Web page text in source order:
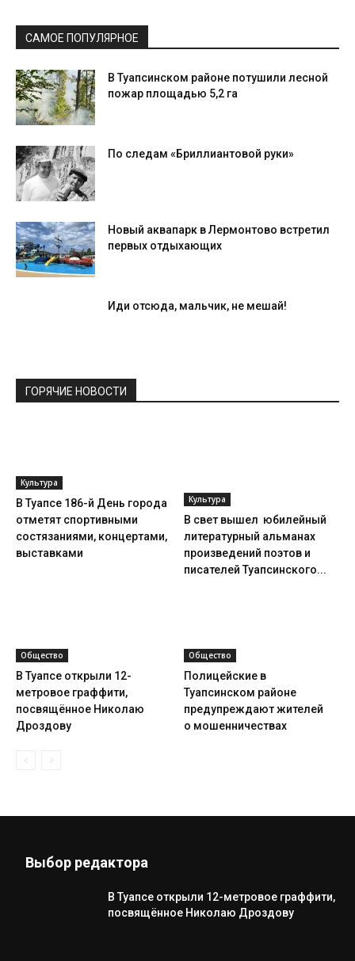
САМОЕ ПОПУЛЯРНОЕ
В Туапсинском районе потушили лесной
пожар площадью 5,2 га
По следам «Бриллиантовой руки»
Новый аквапарк в Лермонтово встретил
первых отдыхающих
Иди отсюда, мальчик, не мешай!
ГОРЯЧИЕ НОВОСТИ
Культура
В Туапсе 186-й День города
отметят спортивными
состязаниями, концертами,
выставками
Культура
В свет вышел юбилейный
литературный альманах
произведений поэтов и
писателей Туапсинского...
Общество
В Туапсе открыли 12-
метровое граффити,
посвящённое Николаю
Дроздову
Общество
Полицейские в
Туапсинском районе
предупреждают жителей
о мошенничествах
Выбор редактора
В Туапсе открыли 12-метровое граффити,
посвящённое Николаю Дроздову